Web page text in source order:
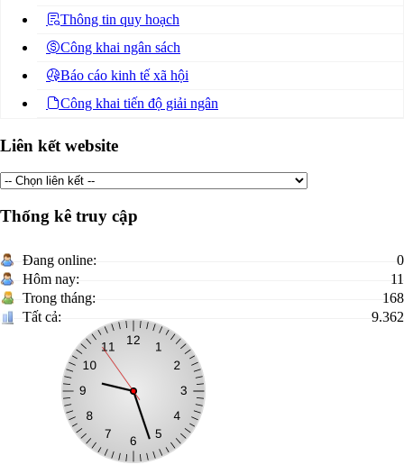
Thông tin quy hoạch
Công khai ngân sách
Báo cáo kinh tế xã hội
Công khai tiến độ giải ngân
Liên kết website
Thống kê truy cập
Đang online:
0
Hôm nay:
11
Trong tháng:
168
Tất cả:
9.362